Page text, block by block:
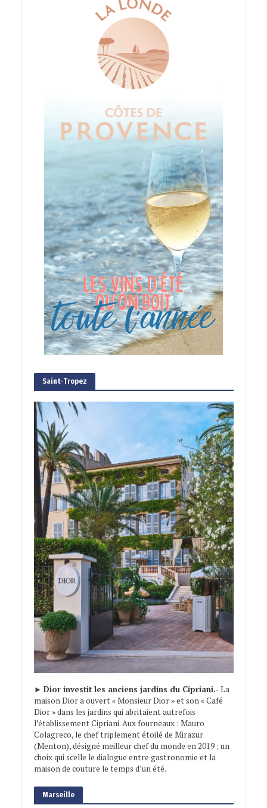
Saint-Tropez
► Dior investit les anciens jardins du Cipriani.- La
maison Dior a ouvert « Monsieur Dior » et son « Café
Dior » dans les jardins qui abritaient autrefois
l’établissement Cipriani. Aux fourneaux : Mauro
Colagreco, le chef triplement étoilé de Mirazur
(Menton), désigné meilleur chef du monde en 2019 ; un
choix qui scelle le dialogue entre gastronomie et la
maison de couture le temps d’un été.
Marseille